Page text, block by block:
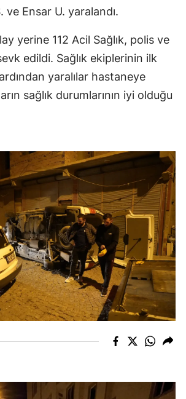
Kırklareli
Kırşehir
Kocaeli
Konya
Manisa
Kahramanmaraş
Mardin
Muğla
Muş
Nevşehir
Niğde
Ordu
Sakarya
ve Ensar U. yaralandı.
yerine 112 Acil Sağlık, polis ve
edildi. Sağlık ekiplerinin ilk
yaralılar hastaneye
sağlık durumlarının iyi olduğu